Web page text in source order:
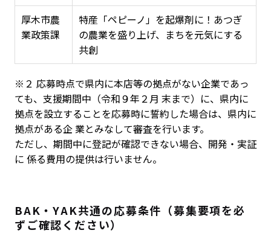
厚木市農
業政策課
特産「ペピーノ」を起爆剤に！あつぎ
の農業を盛り上げ、まちを元気にする
共創
※２ 応募時点で県内に本店等の拠点がない企業であっ
ても、支援期間中（令和９年２月 末まで）に、県内に
拠点を設立することを応募時に誓約した場合は、県内に
拠点がある企 業とみなして審査を行います。
ただし、期間中に登記が確認できない場合、開発・実証
に 係る費用の提供は行いません。
BAK・YAK共通の応募条件（募集要項を必
ずご確認ください）